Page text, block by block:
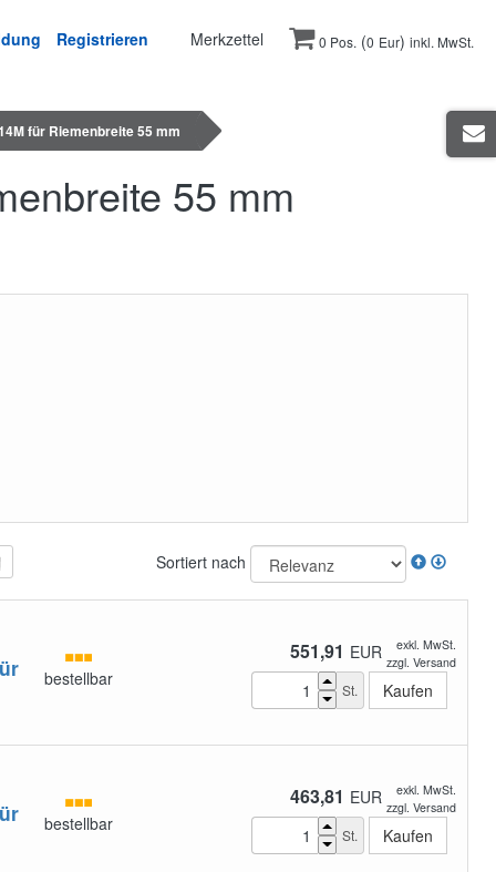
Registrieren Merkzettel 0 Pos. (0 Eur) inkl. MwSt.
für Riemenbreite 55 mm
55 mm
Sortiert nach
bestellbar
551,91 EUR
exkl. MwSt.
zzgl. Versand
St.
bestellbar
463,81 EUR
exkl. MwSt.
zzgl. Versand
St.